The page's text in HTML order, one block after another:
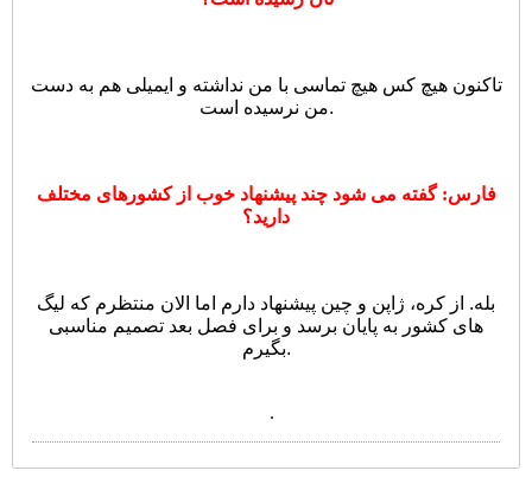
تاکنون هیچ کس هیچ تماسی با من نداشته و ایمیلی هم به دست
من نرسیده است.
فارس: گفته می شود چند پیشنهاد خوب از کشورهای مختلف
دارید؟
بله. از کره، ژاپن و چین پیشنهاد دارم اما الان منتظرم که لیگ
های کشور به پایان برسد و برای فصل بعد تصمیم مناسبی
بگیرم.
.